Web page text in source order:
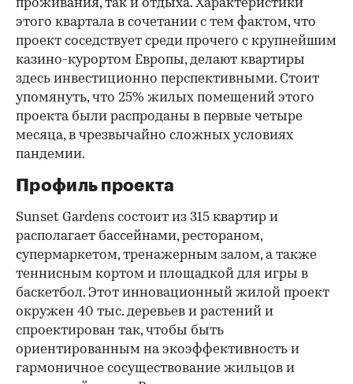
проживания, так и отдыха. Характеристики
этого квартала в сочетании с тем фактом, что
проект соседствует среди прочего с крупнейшим
казино-курортом Европы, делают квартиры
здесь инвестиционно перспективными. Стоит
упомянуть, что 25% жилых помещений этого
проекта были распроданы в первые четыре
месяца, в чрезвычайно сложных условиях
пандемии.
Профиль проекта
Sunset Gardens состоит из 315 квартир и
располагает бассейнами, рестораном,
супермаркетом, тренажерным залом, а также
теннисным кортом и площадкой для игры в
баскетбол. Этот инновационный жилой проект
окружен 40 тыс. деревьев и растений и
спроектирован так, чтобы быть
ориентированным на экоэффективность и
гармоничное сосуществование жильцов и